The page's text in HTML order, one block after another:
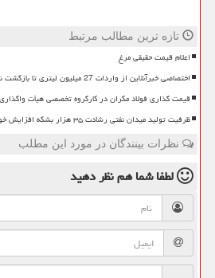
تازه ترین مطالب مرتبط
اعلام قیمت حقیقی مرغ
اختصاصی خبرآنلاین از واردات 27 میلیون لیتری تا بازگشت ناترازی
قیمت گذاری فولاد مکران در کارگروه تخصصی هیأت واگذاری
ظرفیت تولید میدان نفتی رشادت ۳۵ هزار بشکه افزایش خواهد یافت
نظرات بینندگان در مورد این مطلب
لطفا شما همنظر دهید